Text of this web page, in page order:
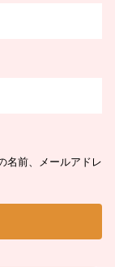
名前、メールアドレ